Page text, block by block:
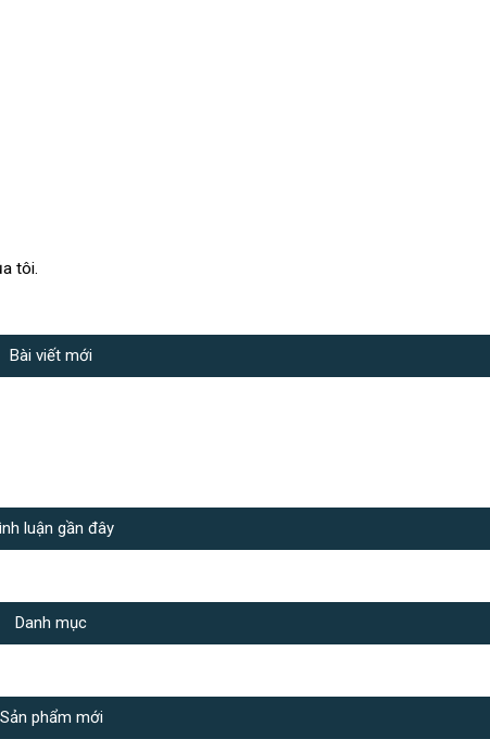
tôi.
Bài viết mới
luận gần đây
Danh mục
Sản phẩm mới